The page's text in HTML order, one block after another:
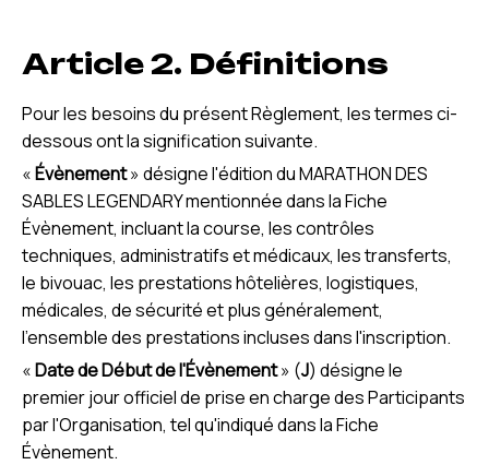
Article 2. Définitions
Pour les besoins du présent Règlement, les termes ci-
dessous ont la signification suivante.
«Évènement» désigne l'édition du MARATHON DES
SABLES LEGENDARY mentionnée dans la Fiche
Évènement, incluant la course, les contrôles
techniques, administratifs et médicaux, les transferts,
le bivouac, les prestations hôtelières, logistiques,
médicales, de sécurité et plus généralement,
l'ensemble des prestations incluses dans l'inscription.
«Date de Début de l'Évènement» (J) désigne le
premier jour officiel de prise en charge des Participants
par l'Organisation, tel qu'indiqué dans la Fiche
Évènement.